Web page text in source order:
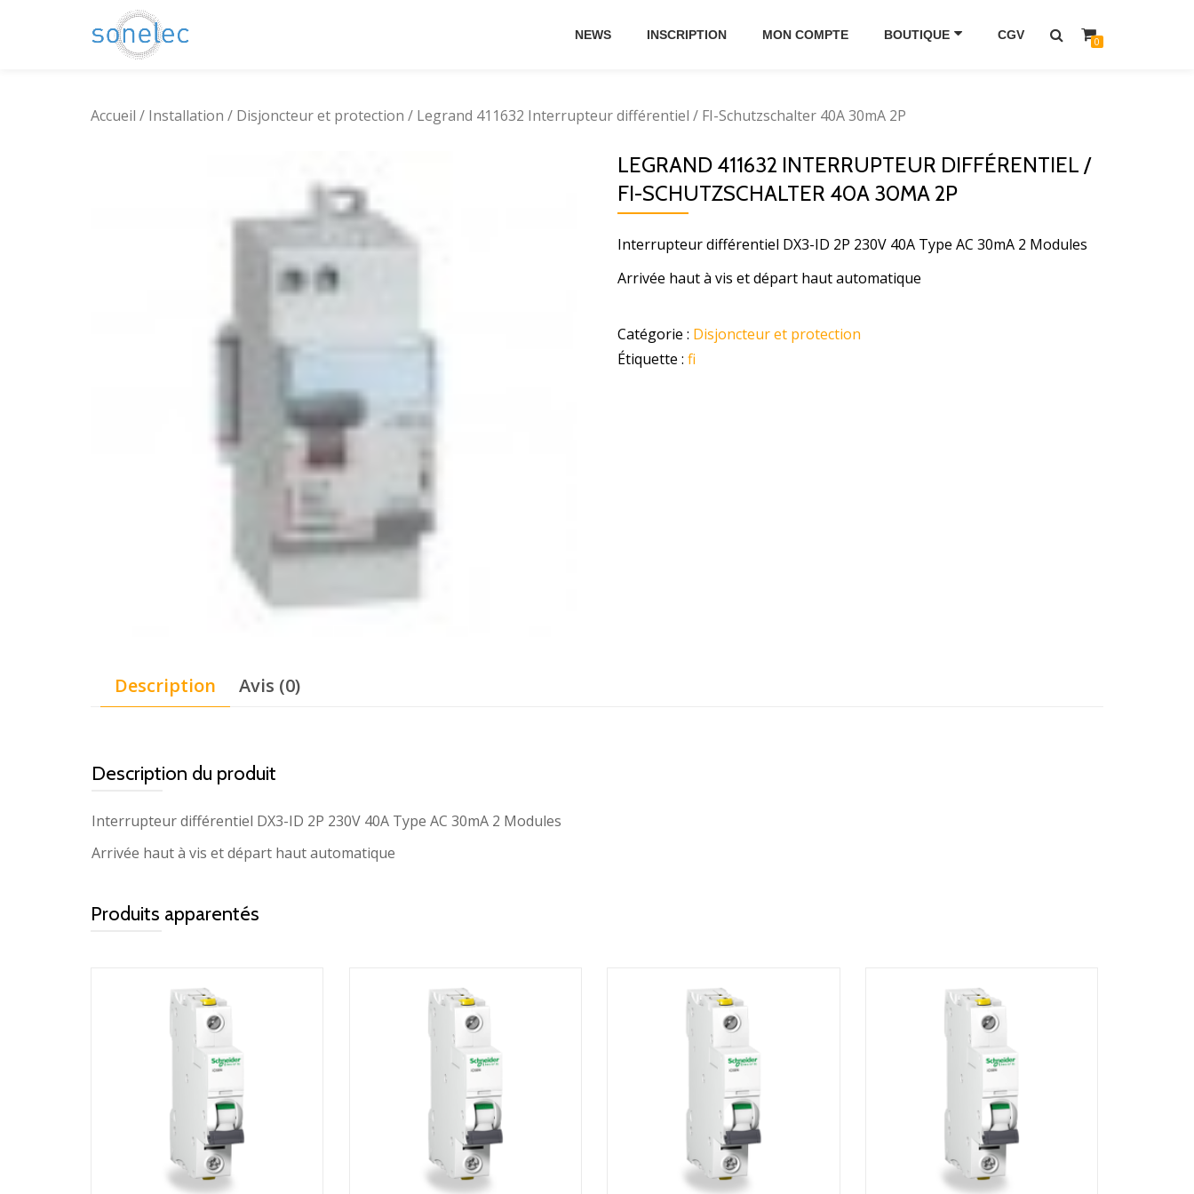
NEWS INSCRIPTION MON COMPTE BOUTIQUE CGV 0
Accueil / Installation / Disjoncteur et protection / Legrand 411632 Interrupteur différentiel / FI-Schutzschalter 40A 30mA 2P
LEGRAND 411632 INTERRUPTEUR DIFFÉRENTIEL /
FI-SCHUTZSCHALTER 40A 30MA 2P
Interrupteur différentiel DX3-ID 2P 230V 40A Type AC 30mA 2 Modules
Arrivée haut à vis et départ haut automatique
Catégorie : Disjoncteur et protection
Étiquette : fi
Description Avis (0)
Description du produit
Interrupteur différentiel DX3-ID 2P 230V 40A Type AC 30mA 2 Modules
Arrivée haut à vis et départ haut automatique
Produits apparentés